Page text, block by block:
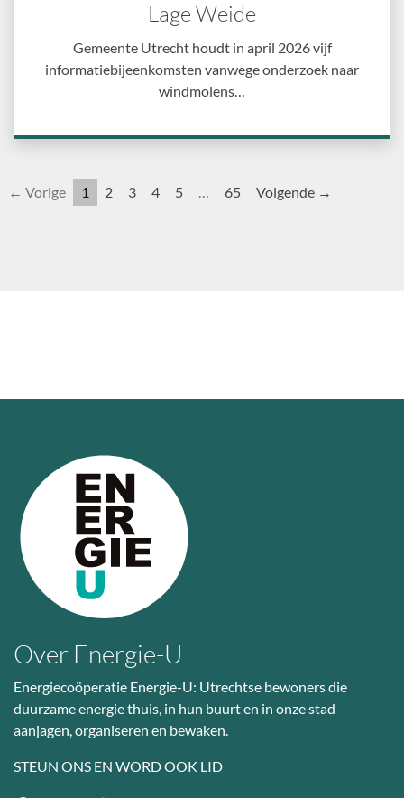
Lage Weide
Gemeente Utrecht houdt in april 2026 vijf
informatiebijeenkomsten vanwege onderzoek naar
windmolens…
← Vorige 1 2 3 4 5 … 65 Volgende →
Over Energie-U
Energiecoöperatie Energie-U: Utrechtse bewoners die
duurzame energie thuis, in hun buurt en in onze stad
aanjagen, organiseren en bewaken.
STEUN ONS EN WORD OOK LID